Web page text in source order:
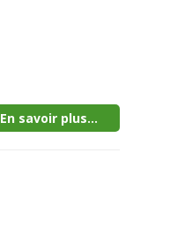
En savoir plus...